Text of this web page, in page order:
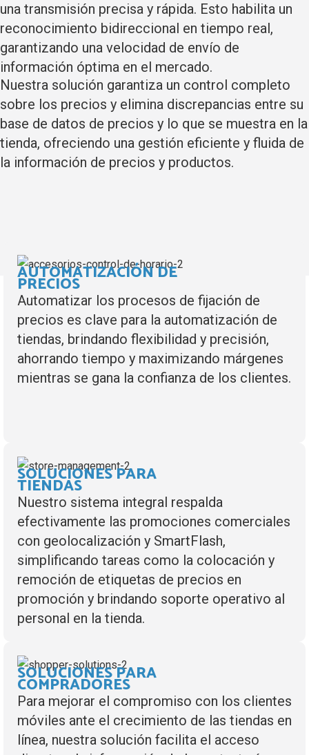
una transmisión precisa y rápida. Esto habilita un
reconocimiento bidireccional en tiempo real,
garantizando una velocidad de envío de
información óptima en el mercado.
Nuestra solución garantiza un control completo
sobre los precios y elimina discrepancias entre su
base de datos de precios y lo que se muestra en la
tienda, ofreciendo una gestión eficiente y fluida de
la información de precios y productos.
AUTOMATIZACIÓN DE
PRECIOS
Automatizar los procesos de fijación de
precios es clave para la automatización de
tiendas, brindando flexibilidad y precisión,
ahorrando tiempo y maximizando márgenes
mientras se gana la confianza de los clientes.
SOLUCIONES PARA
TIENDAS
Nuestro sistema integral respalda
efectivamente las promociones comerciales
con geolocalización y SmartFlash,
simplificando tareas como la colocación y
remoción de etiquetas de precios en
promoción y brindando soporte operativo al
personal en la tienda.
SOLUCIONES PARA
COMPRADORES
Para mejorar el compromiso con los clientes
móviles ante el crecimiento de las tiendas en
línea, nuestra solución facilita el acceso